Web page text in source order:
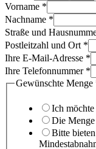
Vorname *
Nachname *
Straße und
Postleitzahl und Ort *
Ihre E-Mail-Adresse *
Ihre Telefonnummer *
Gewünschte Menge
Ich möchte
Die
Bitte